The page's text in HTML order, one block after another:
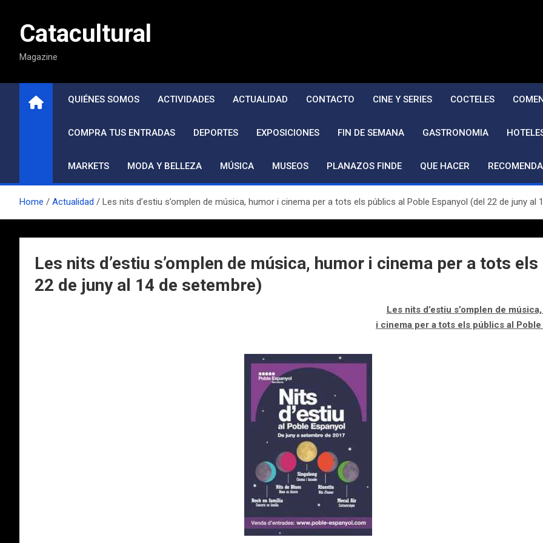
contenidoCatacultural
Magazine
QUIÉNES SOMOS ACTIVIDADES ACTUALIDAD CONTACTO CINE Y SERIES COCTELES
COMPRA TUS ENTRADAS DEPORTES EXPOSICIONES FIN DE SEMANA GASTRONOMIA
MARKETS MODA Y BELLEZA MÚSICA MUSEOS PLANAZOS FINDE QUE HACER
Home Actualidad Les nits d’estiu s’omplen de música, humor i cinema per a tots els públics al Poble Espanyol (del 22 de juny al
Les nits d’estiu s’omplen de música, humor i cinema per a tots
22 de juny al 14 de setembre)
Les nits d’estiu s’omplen de
i cinema per a tots els públics al Poble